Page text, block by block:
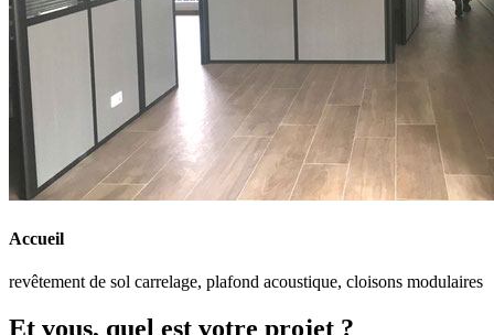
Accueil
revêtement de sol carrelage, plafond acoustique, cloisons modulaires
Et vous, quel est votre projet ?